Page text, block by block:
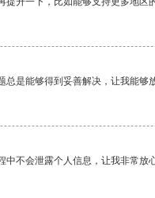
是能够得到妥善解决，让我能够
不会泄露个人信息，让我非常放心